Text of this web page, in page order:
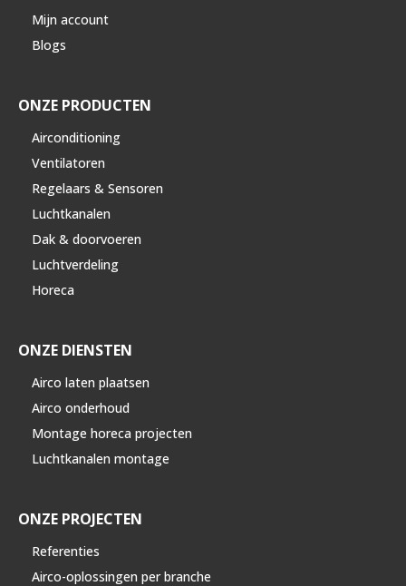
Mijn account
Blogs
ONZE PRODUCTEN
Airconditioning
Ventilatoren
Regelaars & Sensoren
Luchtkanalen
Dak & doorvoeren
Luchtverdeling
Horeca
ONZE DIENSTEN
Airco laten plaatsen
Airco onderhoud
Montage horeca projecten
Luchtkanalen montage
ONZE PROJECTEN
Referenties
Airco-oplossingen per branche